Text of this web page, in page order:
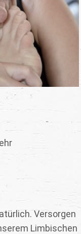
Versorgen
Limbischen